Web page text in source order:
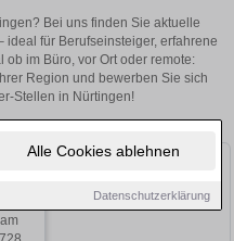
Alle Cookies ablehnen
Datenschutzerklärung
Bei uns finden Sie aktuelle
ideal für Berufseinsteiger, erfahrene
ob im Büro, vor Ort oder remote:
Region und bewerben Sie sich
Stellen in Nürtingen!